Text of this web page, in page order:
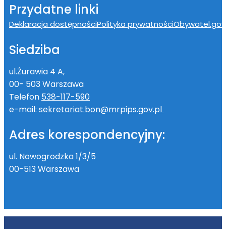
Przydatne linki
Deklaracja dostępnościPolityka prywatności
Siedziba
ul.Żurawia 4 A,
00- 503 Warszawa
Telefon 538-117-590
e-mail: sekretariat.bon@mrpips.gov.pl
Adres korespondencyjny:
ul. Nowogrodzka 1/3/5
00-513 Warszawa